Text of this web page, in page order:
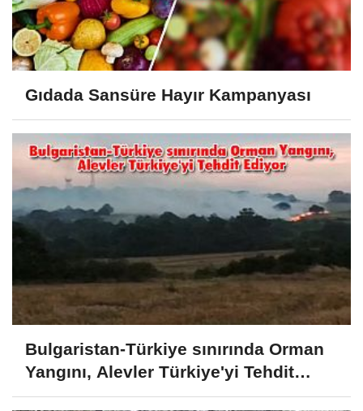
Gıdada Sansüre Hayır Kampanyası
Bulgaristan-Türkiye sınırında Orman
Yangını, Alevler Türkiye'yi Tehdit
Ediyor